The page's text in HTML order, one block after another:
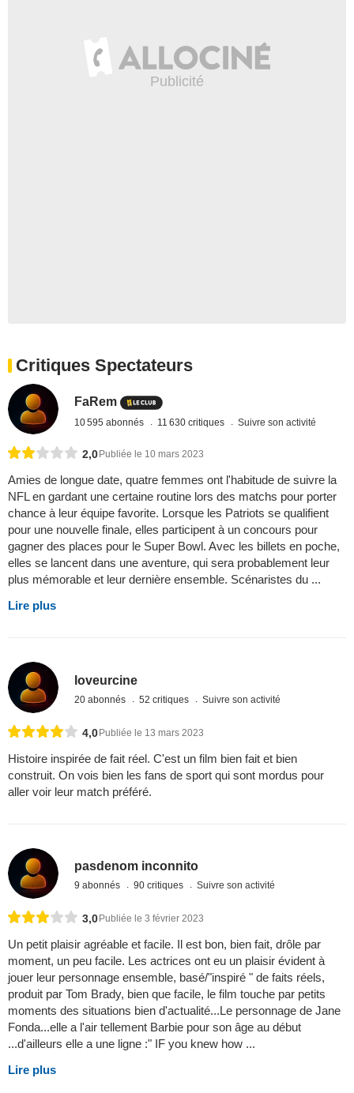
Critiques Spectateurs
FaRem
10 595 abonnés 11 630 critiques Suivre son activité
2,0 Publiée le 10 mars 2023
Amies de longue date, quatre femmes ont l'habitude de suivre la
NFL en gardant une certaine routine lors des matchs pour porter
chance à leur équipe favorite. Lorsque les Patriots se qualifient
pour une nouvelle finale, elles participent à un concours pour
gagner des places pour le Super Bowl. Avec les billets en poche,
elles se lancent dans une aventure, qui sera probablement leur
plus mémorable et leur dernière ensemble. Scénaristes du ...
Lire plus
loveurcine
20 abonnés 52 critiques Suivre son activité
4,0Publiée le 13 mars 2023
Histoire inspirée de fait réel. C'est un film bien fait et bien
construit. On vois bien les fans de sport qui sont mordus pour
aller voir leur match préféré.
pasdenom inconnito
9 abonnés 90 critiques Suivre son activité
3,0Publiée le 3 février 2023
Un petit plaisir agréable et facile. Il est bon, bien fait, drôle par
moment, un peu facile. Les actrices ont eu un plaisir évident à
jouer leur personnage ensemble, basé/"inspiré " de faits réels,
produit par Tom Brady, bien que facile, le film touche par petits
moments des situations bien d'actualité...Le personnage de Jane
Fonda...elle a l'air tellement Barbie pour son âge au début
...d'ailleurs elle a une ligne :" IF you knew how ...
Lire plus